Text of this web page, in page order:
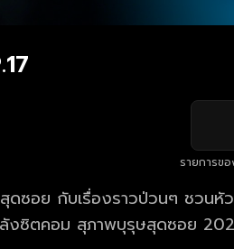
รายการข
ซอย กับเรื่องราวป่วนๆ ชวนหั